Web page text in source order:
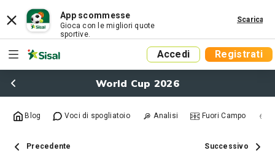
App scommesse
Gioca con le migliori quote
sportive.
Scarica
Accedi Registrati
World Cup 2026
Blog Voci di spogliatoio Analisi Fuori Campo
Precedente Successivo